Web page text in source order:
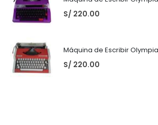
S/ 220.00
Máquina de Escribir
S/ 220.00